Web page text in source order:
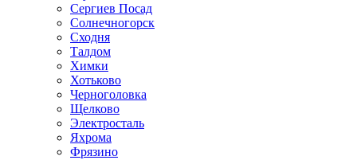
Сергиев Посад
Солнечногорск
Сходня
Талдом
Химки
Хотьково
Черноголовка
Щелково
Электросталь
Яхрома
Фрязино